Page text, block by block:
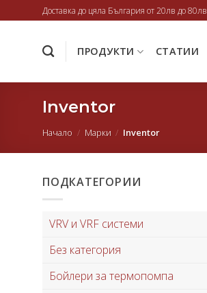
to
Доставка до цяла България от 20лв до 80лв
ПРОДУКТИ СТАТИИ
Inventor
Начало / Марки / Inventor
ПОДКАТЕГОРИИ
VRV и VRF системи
Без категория
Бойлери за термопомпа